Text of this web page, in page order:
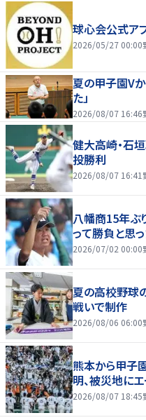
球心会公式ア
2026/05/27 00:00
夏の甲子園V
た」
2026/08/07 16:46
健大高崎・石
投勝利
2026/08/07 16:41
八幡商15年ぶ
って勝負と思
2026/07/02 00:00
夏の高校野球
戦いで制作
2026/08/06 06:00
熊本から甲
明、被災地に
2026/08/07 18:45